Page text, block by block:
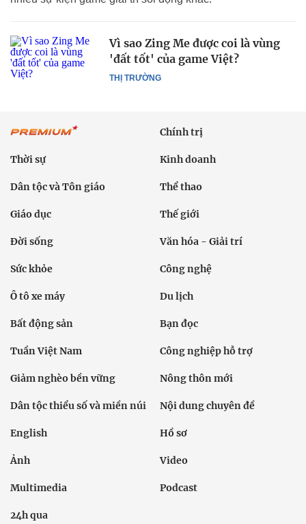
THỊ TRƯỜNG
Vì sao Zing Me được coi là vùng
'đất tốt' của game Việt?
Chính trị
Thời sự Kinh doanh
Dân tộc và Tôn giáo Thể thao
Giáo dục Thế giới
Đời sống Văn hóa - Giải trí
Sức khỏe Công nghệ
Ô tô xe máy Du lịch
Bất động sản Bạn đọc
Tuần Việt Nam Công nghiệp hỗ trợ
Giảm nghèo bền vững Nông thôn mới
Dân tộc thiểu số và miền núi Nội dung chuyên đề
English Hồ sơ
Ảnh Video
Multimedia Podcast
24h qua